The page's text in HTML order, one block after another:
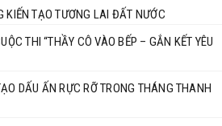
KIẾN TẠO TƯƠNG LAI ĐẤT NƯỚC
THI “THẦY CÔ VÀO BẾP – GẮN KẾT YÊU
DẤU ẤN RỰC RỠ TRONG THÁNG THANH